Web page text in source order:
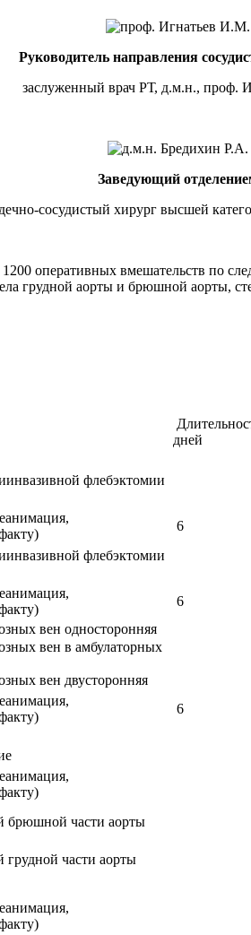
Руководитель направления
заслуженный врач РТ, д.м.н., проф.
Заведующий
сосудистый хирург высшей
оперативных вмешательств по
грудной аорты и брюшной аорты,
дней
флебэктомии
6
флебэктомии
6
вен односторонняя
вен в амбулаторных
вен двусторонняя
6
брюшной части аорты
грудной части аорты